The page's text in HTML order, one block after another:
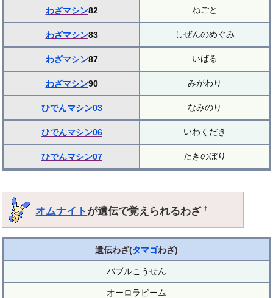
わざマシン82 ねごと
わざマシン83 しぜんのめぐみ
わざマシン87 いばる
わざマシン90 みがわり
ひでんマシン03 なみのり
ひでんマシン06 いわくだき
ひでんマシン07 たきのぼり
オムナイトが遺伝で覚えられるわざ†
遺伝わざ(タマゴわざ)
バブルこうせん
オーロラビーム